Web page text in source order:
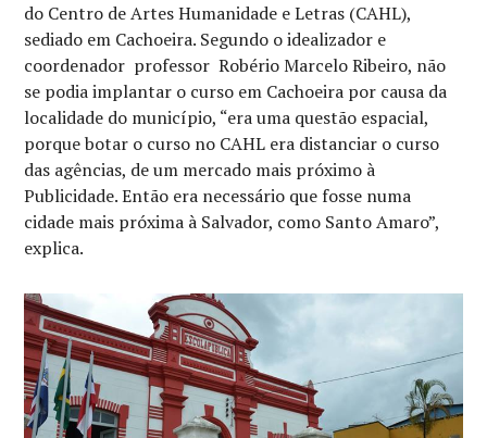
do Centro de Artes Humanidade e Letras (CAHL),
sediado em Cachoeira. Segundo o idealizador e
coordenador professor Robério Marcelo Ribeiro, não
se podia implantar o curso em Cachoeira por causa da
localidade do município, “era uma questão espacial,
porque botar o curso no CAHL era distanciar o curso
das agências, de um mercado mais próximo à
Publicidade. Então era necessário que fosse numa
cidade mais próxima à Salvador, como Santo Amaro”,
explica.